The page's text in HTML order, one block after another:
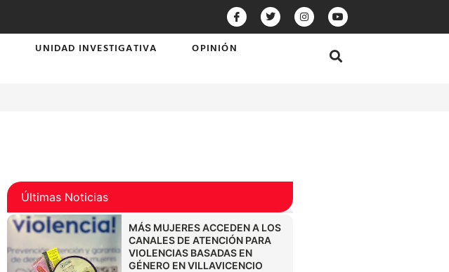
UNIDAD INVESTIGATIVA OPINIÓN
Últimas Noticias
MÁS MUJERES ACCEDEN A LOS
CANALES DE ATENCIÓN PARA
VIOLENCIAS BASADAS EN
GÉNERO EN VILLAVICENCIO